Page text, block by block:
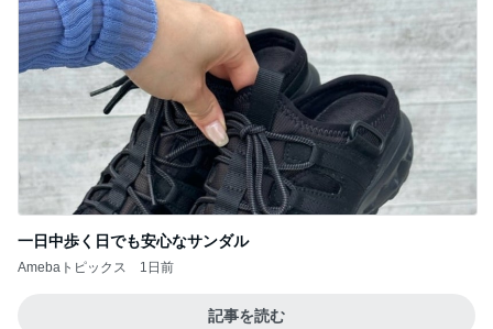
一日中歩く日でも安心なサンダル
Amebaトピックス 1日前
記事を読む